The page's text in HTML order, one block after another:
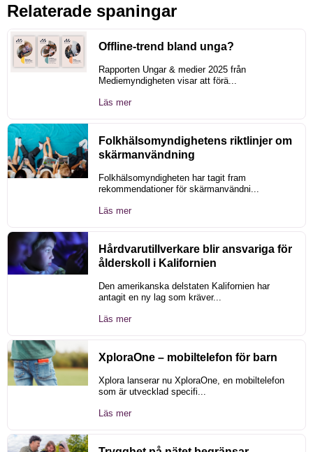
Relaterade spaningar
Offline-trend bland unga?
Rapporten Ungar & medier 2025 från
Mediemyndigheten visar att förä...
Läs mer
Folkhälsomyndighetens riktlinjer om
skärmanvändning
Folkhälsomyndigheten har tagit fram
rekommendationer för skärmanvändni...
Läs mer
Hårdvarutillverkare blir ansvariga för
ålderskoll i Kalifornien
Den amerikanska delstaten Kalifornien har
antagit en ny lag som kräver...
Läs mer
XploraOne – mobiltelefon för barn
Xplora lanserar nu XploraOne, en mobiltelefon
som är utvecklad specifi...
Läs mer